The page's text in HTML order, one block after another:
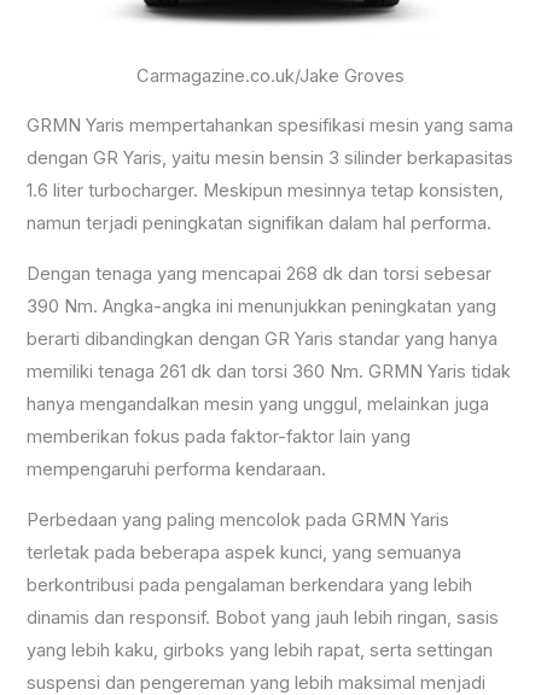
Carmagazine.co.uk/Jake Groves
GRMN Yaris mempertahankan spesifikasi mesin yang sama
dengan GR Yaris, yaitu mesin bensin 3 silinder berkapasitas
1.6 liter turbocharger. Meskipun mesinnya tetap konsisten,
namun terjadi peningkatan signifikan dalam hal performa.
Dengan tenaga yang mencapai 268 dk dan torsi sebesar
390 Nm. Angka-angka ini menunjukkan peningkatan yang
berarti dibandingkan dengan GR Yaris standar yang hanya
memiliki tenaga 261 dk dan torsi 360 Nm. GRMN Yaris tidak
hanya mengandalkan mesin yang unggul, melainkan juga
memberikan fokus pada faktor-faktor lain yang
mempengaruhi performa kendaraan.
Perbedaan yang paling mencolok pada GRMN Yaris
terletak pada beberapa aspek kunci, yang semuanya
berkontribusi pada pengalaman berkendara yang lebih
dinamis dan responsif. Bobot yang jauh lebih ringan, sasis
yang lebih kaku, girboks yang lebih rapat, serta settingan
suspensi dan pengereman yang lebih maksimal menjadi